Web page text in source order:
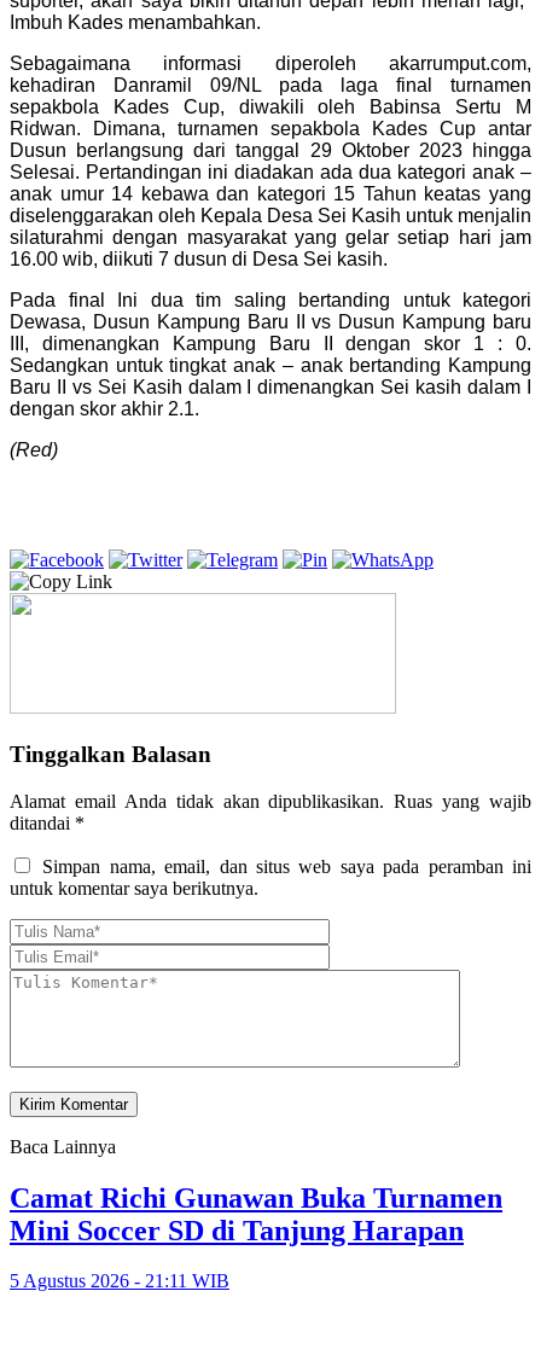
Imbuh Kades menambahkan.
Sebagaimana informasi diperoleh akarrumput.com,
kehadiran Danramil 09/NL pada laga final turnamen
sepakbola Kades Cup, diwakili oleh Babinsa Sertu M
Ridwan. Dimana, turnamen sepakbola Kades Cup antar
Dusun berlangsung dari tanggal 29 Oktober 2023 hingga
Selesai. Pertandingan ini diadakan ada dua kategori anak –
anak umur 14 kebawa dan kategori 15 Tahun keatas yang
diselenggarakan oleh Kepala Desa Sei Kasih untuk menjalin
silaturahmi dengan masyarakat yang gelar setiap hari jam
16.00 wib, diikuti 7 dusun di Desa Sei kasih.
Pada final Ini dua tim saling bertanding untuk kategori
Dewasa, Dusun Kampung Baru II vs Dusun Kampung baru
III, dimenangkan Kampung Baru II dengan skor 1 : 0.
Sedangkan untuk tingkat anak – anak bertanding Kampung
Baru II vs Sei Kasih dalam I dimenangkan Sei kasih dalam I
dengan skor akhir 2.1.
(Red)
Tinggalkan Balasan
Alamat email Anda tidak akan dipublikasikan. Ruas yang wajib
ditandai *
Simpan nama, email, dan situs web saya pada peramban ini
untuk komentar saya berikutnya.
Baca Lainnya
Camat Richi Gunawan Buka Turnamen
Mini Soccer SD di Tanjung Harapan
5 Agustus 2026 - 21:11 WIB